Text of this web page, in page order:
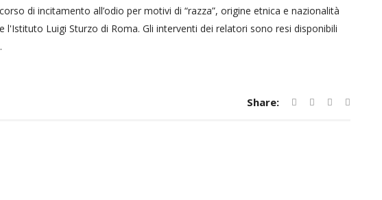
di incitamento all’odio per motivi di “razza”, origine etnica e nazionalità
l'Istituto Luigi Sturzo di Roma. Gli interventi dei relatori sono resi disponibili
Share: